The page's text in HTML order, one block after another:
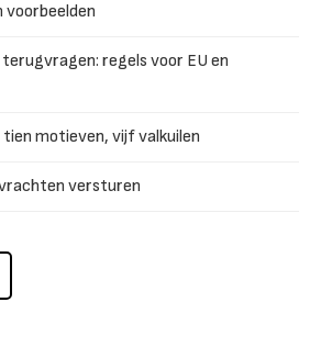
voorbeelden
regels voor EU en
motieven, vijf valkuilen
versturen